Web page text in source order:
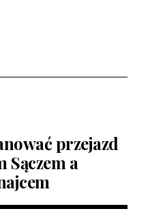
przejazd
Sączem a